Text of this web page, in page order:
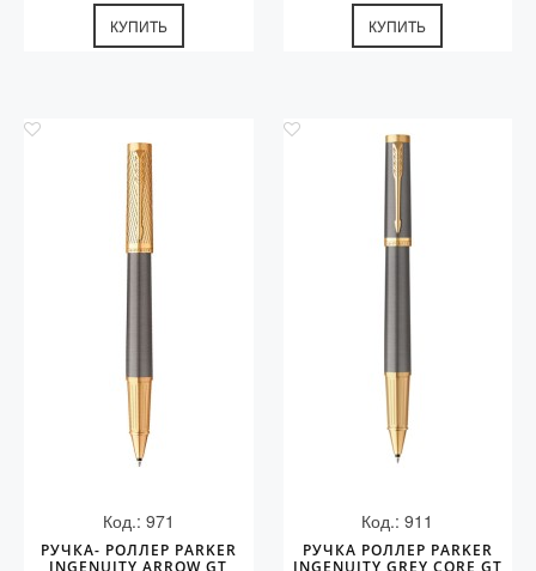
КУПИТЬ КУПИТЬ
Код.: 971
РУЧКА- РОЛЛЕР PARKER
INGENUITY ARROW GT
Код.: 911
РУЧКА РОЛЛЕР PARKER
INGENUITY GREY CORE GT